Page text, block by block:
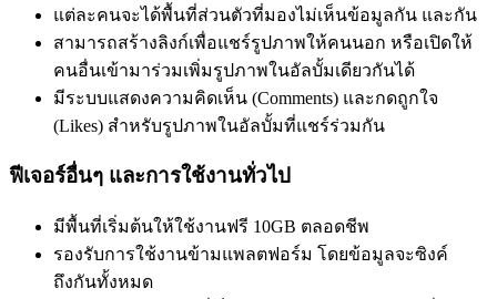
แต่ละคนจะได้พื้นที่ส่วนตัวที่มองไม่เห็นข้อมูลกัน และกัน
สามารถสร้างลิงก์เพื่อแชร์รูปภาพให้คนนอก หรือเปิดให้
คนอื่นเข้ามาร่วมเพิ่มรูปภาพในอัลบั้มเดียวกันได้
มีระบบแสดงความคิดเห็น (Comments) และกดถูกใจ
(Likes) สำหรับรูปภาพในอัลบั้มที่แชร์ร่วมกัน
ฟีเจอร์อื่นๆ และการใช้งานทั่วไป
มีพื้นที่เริ่มต้นให้ใช้งานฟรี 10GB ตลอดชีพ
รองรับการใช้งานข้ามแพลตฟอร์ม โดยข้อมูลจะซิงค์
ถึงกันทั้งหมด